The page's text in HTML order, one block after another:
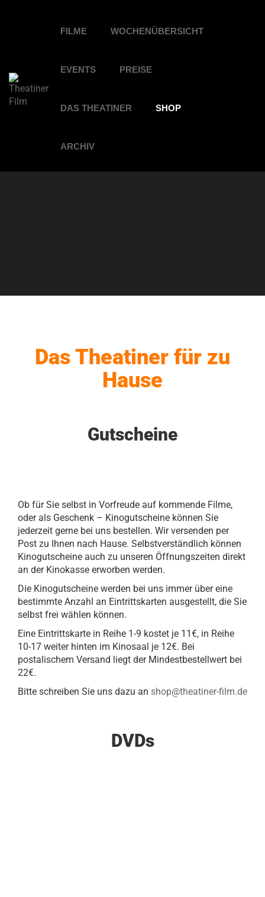
FILME WOCHENÜBERSICHT
EVENTS PREISE
DAS THEATINER SHOP
ARCHIV
Das Theatiner für zu
Hause
Gutscheine
Ob für Sie selbst in Vorfreude auf kommende Filme,
oder als Geschenk – Kinogutscheine können Sie
jederzeit gerne bei uns bestellen. Wir versenden per
Post zu Ihnen nach Hause. Selbstverständlich können
Kinogutscheine auch zu unseren Öffnungszeiten direkt
an der Kinokasse erworben werden.
Die Kinogutscheine werden bei uns immer über eine
bestimmte Anzahl an Eintrittskarten ausgestellt, die Sie
selbst frei wählen können.
Eine Eintrittskarte in Reihe 1-9 kostet je 11€, in Reihe
10-17 weiter hinten im Kinosaal je 12€. Bei
postalischem Versand liegt der Mindestbestellwert bei
22€.
Bitte schreiben Sie uns dazu an shop@theatiner-film.de
DVDs